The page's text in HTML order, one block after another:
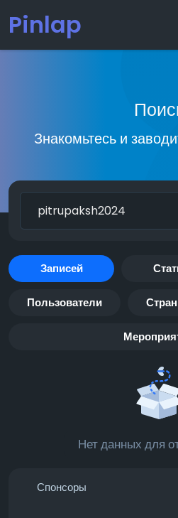
Pinlap
Знакомьтесь и
Записей
Пользователи
Нет данных для
Спонсоры